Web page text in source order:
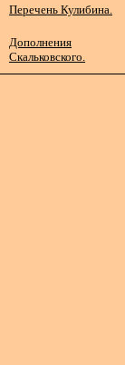
Перечень Кулибина.
Дополнения
Скальковского.